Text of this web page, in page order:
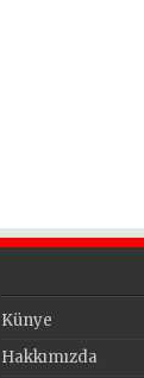
Künye
Hakkımızda